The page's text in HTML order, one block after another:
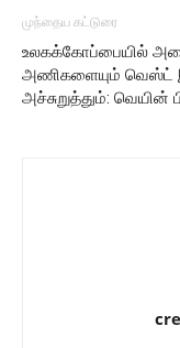
முந்தைய கட்டுரை
உலகக்கோப்பையில்
அணிகளையும்
அச்சுறுத்தும்: வெயின்